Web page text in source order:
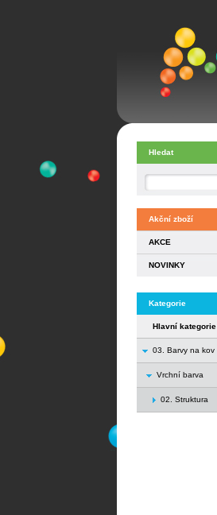
Hledat
Akční zboží
AKCE
NOVINKY
Kategorie
Hlavní kategorie
03. Barvy na kov
Vrchní barva
02. Struktura